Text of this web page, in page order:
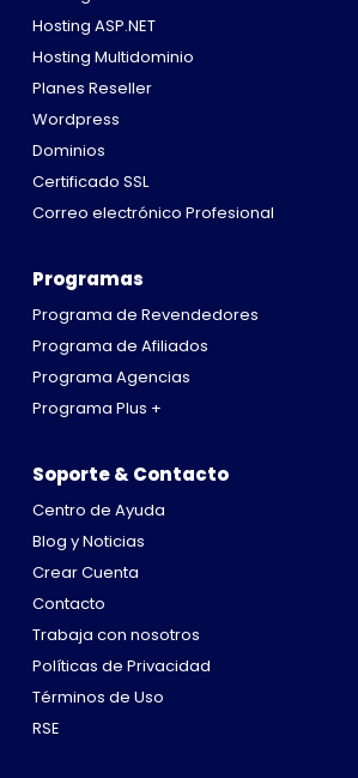
Hosting ASP.NET
Hosting Multidominio
Planes Reseller
Wordpress
Dominios
Certificado SSL
Correo electrónico Profesional
Programas
Programa de Revendedores
Programa de Afiliados
Programa Agencias
Programa Plus +
Soporte & Contacto
Centro de Ayuda
Blog y Noticias
Crear Cuenta
Contacto
Trabaja con nosotros
Políticas de Privacidad
Términos de Uso
RSE